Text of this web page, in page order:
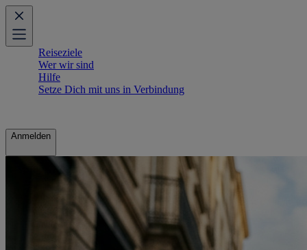
Reiseziele
Wer wir sind
Hilfe
Setze Dich mit uns in Verbindung
Anmelden